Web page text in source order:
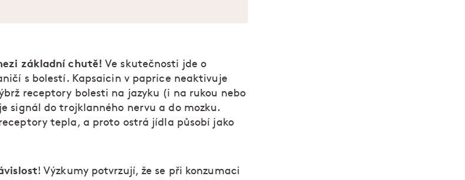
základní chutě! Ve skutečnosti jde o
s bolestí. Kapsaicin v paprice neaktivuje
receptory bolesti na jazyku (i na rukou nebo
signál do trojklanného nervu a do mozku.
tepla, a proto ostrá jídla působí jako
! Výzkumy potvrzují, že se při konzumaci